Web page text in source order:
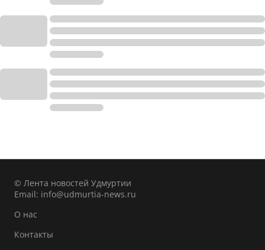
© Лента новостей Удмуртии
Email: info@udmurtia-news.ru
О нас
Контакты